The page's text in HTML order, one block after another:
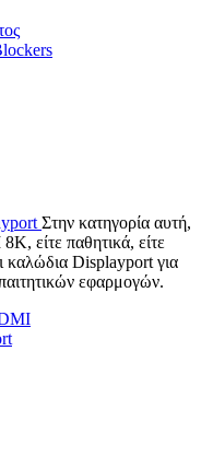
Στην κατηγορία αυτή,
είτε παθητικά, είτε
Displayport για
εφαρμογών.